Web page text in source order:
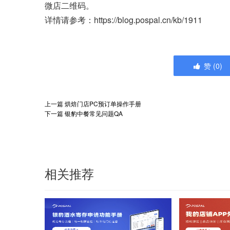
微店二维码。
详情请参考：https://blog.pospal.cn/kb/1911
赞 (0)
上一篇烘焙门店PC预订单操作手册
下一篇银豹中餐常见问题QA
相关推荐